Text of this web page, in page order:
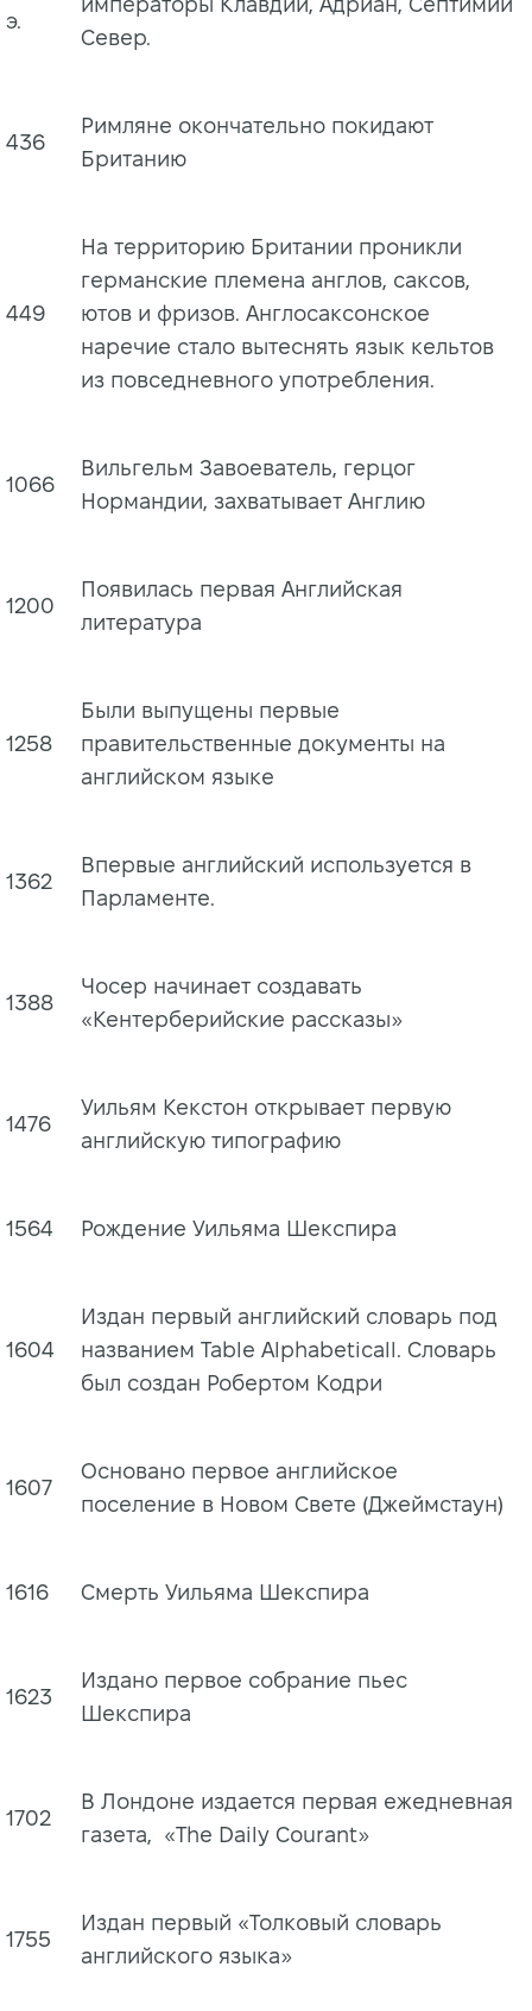
э.
Север.
436
Римляне окончательно покидают
Британию
449
На территорию Британии проникли
германские племена англов, саксов,
ютов и фризов. Англосаксонское
наречие стало вытеснять язык кельтов
из повседневного употребления.
1066
Вильгельм Завоеватель, герцог
Нормандии, захватывает Англию
1200
Появилась первая Английская
литература
1258
Были выпущены первые
правительственные документы на
английском языке
1362
Впервые английский используется в
Парламенте.
1388
Чосер начинает создавать
«Кентерберийские рассказы»
1476
Уильям Кекстон открывает первую
английскую типографию
1564 Рождение Уильяма Шекспира
1604
Издан первый английский словарь под
названием Table Alphabeticall. Словарь
был создан Робертом Кодри
1607
Основано первое английское
поселение в Новом Свете (Джеймстаун)
1616 Смерть Уильяма Шекспира
1623
Издано первое собрание пьес
Шекспира
1702
В Лондоне издается первая ежедневная
газета, «The Daily Courant»
1755
Издан первый «Толковый словарь
английского языка»